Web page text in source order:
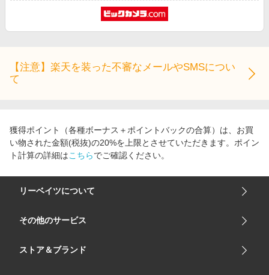
【注意】楽天を装った不審なメールやSMSについ
て
獲得ポイント（各種ボーナス＋ポイントバックの合算）は、お買
い物された金額(税抜)の20%を上限とさせていただきます。ポイン
ト計算の詳細はこちらでご確認ください。
リーベイツについて
会社概要
サイトマップ
その他のサービス
楽天市場
ストア＆ブランド